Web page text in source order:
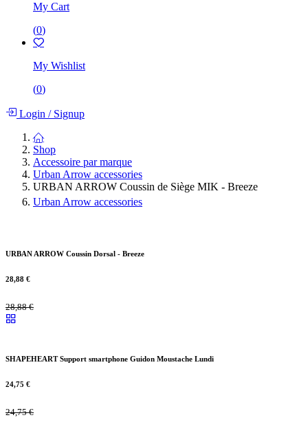
My Cart
(0)
My Wishlist
(0)
Login /Signup
Shop
Accessoire par marque
Urban Arrow accessories
URBAN ARROW Coussin de Siège MIK - Breeze
Urban Arrow accessories
URBAN ARROW Coussin Dorsal - Breeze
28,88 €
28,88€
SHAPEHEART Support smartphone Guidon Moustache Lundi
24,75 €
24,75€